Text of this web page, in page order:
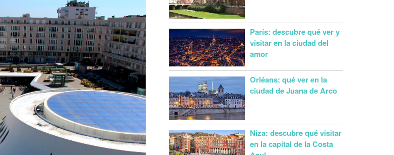
París: descubre qué ver y
visitar en la ciudad del
amor
Orléans: qué ver en la
ciudad de Juana de Arco
Niza: descubre qué visitar
en la capital de la Costa